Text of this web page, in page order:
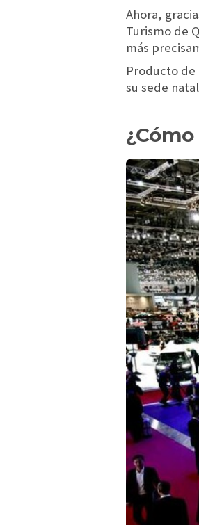
Ahora,
Turismo de
más
Producto de
su sede